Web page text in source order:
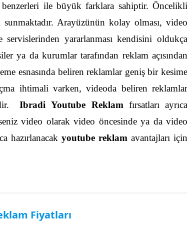
ile büyük farklara sahiptir. Öncelikli
Arayüzünün kolay olması, video
yararlanması kendisini oldukça
ya da kurumlar tarafından reklam açısından
esnasında beliren reklamlar geniş bir kesime
ihtimali varken, videoda beliren reklamlar
Ibradi Youtube Reklam fırsatları ayrıca
video olarak video öncesinde ya da video
hazırlanacakyoutube reklam avantajları için
Fiyatları